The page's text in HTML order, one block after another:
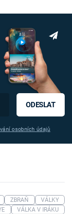
ODESLAT
osobních údajů
ZBRAŇ
VÁLKY
VÁLKA V IRÁKU